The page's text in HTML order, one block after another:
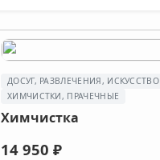
ДОСУГ, РАЗВЛЕЧЕНИЯ, ИСКУССТВО
ХИМЧИСТКИ, ПРАЧЕЧНЫЕ
Химчистка
14 950 ₽